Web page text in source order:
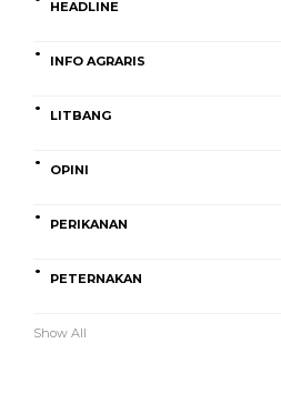
HEADLINE
INFO AGRARIS
LITBANG
OPINI
PERIKANAN
PETERNAKAN
Show All